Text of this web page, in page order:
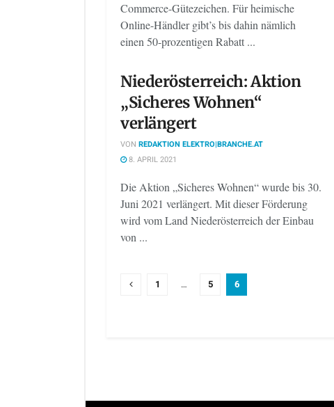
Commerce-Gütezeichen. Für heimische
Online-Händler gibt’s bis dahin nämlich
einen 50-prozentigen Rabatt ...
Niederösterreich: Aktion
„Sicheres Wohnen“
verlängert
VON REDAKTION ELEKTRO|BRANCHE.AT
8. APRIL 2021
Die Aktion „Sicheres Wohnen“ wurde bis 30.
Juni 2021 verlängert. Mit dieser Förderung
wird vom Land Niederösterreich der Einbau
von ...
1 … 5 6